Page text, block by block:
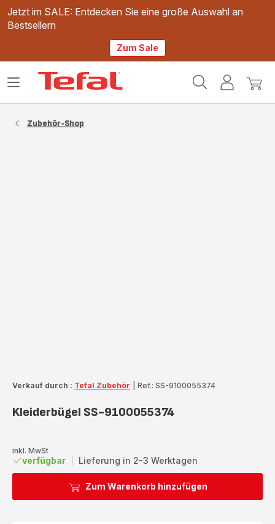
Jetzt im SALE: Entdecken Sie eine große Auswahl an
Bestsellern
Zum Sale
Mein
Mein
Das
Zubehör-Shop
Verkauf durch : Tefal Zubehör Ref.: SS-9100055374
Kleiderbügel SS-9100055374
inkl. MwSt
verfügbar Lieferung in 2-3 Werktagen
Zum Warenkorb hinzufügen